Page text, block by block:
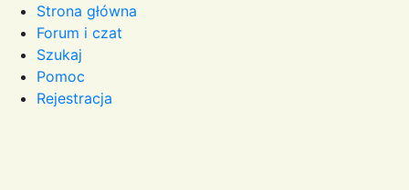
Strona główna
Forum i czat
Szukaj
Pomoc
Rejestracja